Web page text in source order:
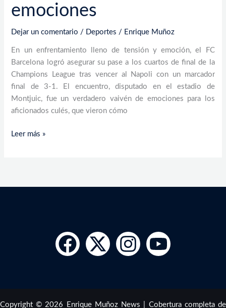
emociones
Dejar un comentario / Deportes / Enrique Muñoz
En un enfrentamiento lleno de tensión y emoción, el FC
Barcelona logró asegurar su pase a los cuartos de final de la
Champions League tras vencer al Napoli con un marcador
final de 3-1. El encuentro, disputado en el estadio de
Montjuic, fue un verdadero vaivén de emociones para los
aficionados culés, que vieron cómo
Leer más »
Copyright © 2026 Enrique Muñoz News | Cobertura completa de